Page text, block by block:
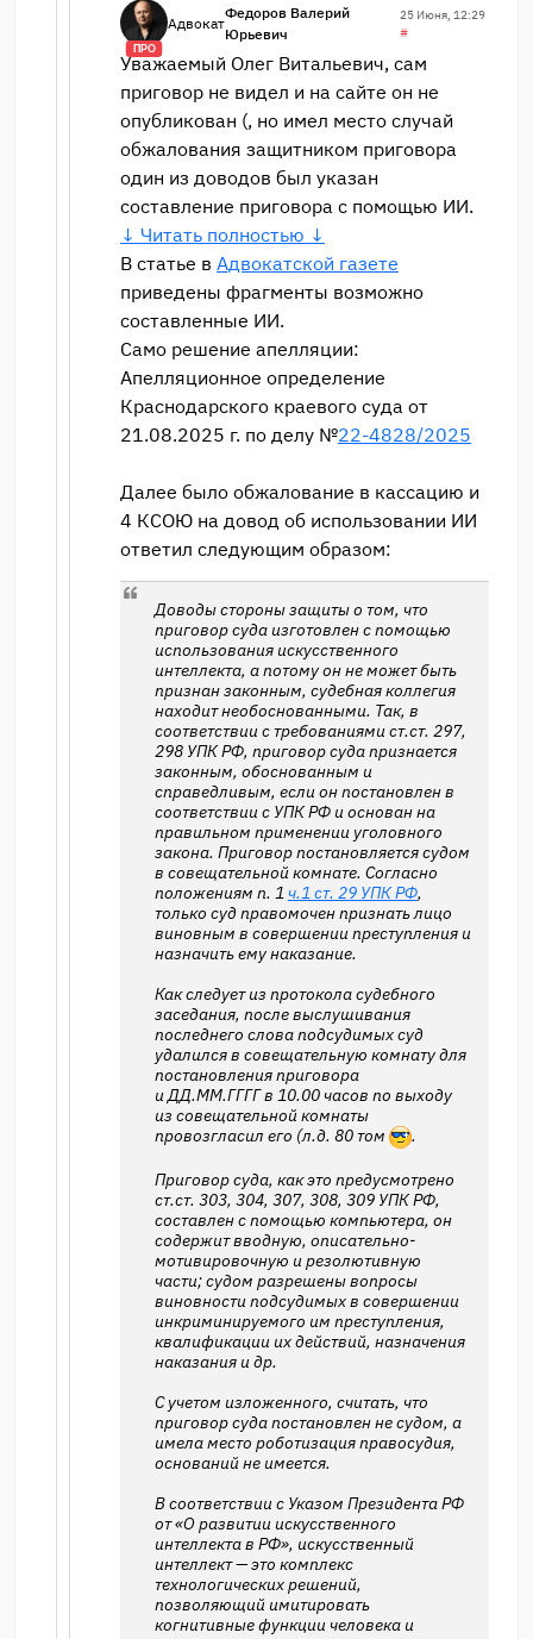
ПРО
Адвокат
Федоров Валерий
Юрьевич
25 Июня, 12:29
#
Уважаемый Олег Витальевич, сам
приговор не видел и на сайте он не
опубликован (, но имел место случай
обжалования защитником приговора
один из доводов был указан
составление приговора с помощью ИИ.
↓ Читать полностью ↓
В статье в Адвокатской газете
приведены фрагменты возможно
составленные ИИ.
Само решение апелляции:
Апелляционное определение
Краснодарского краевого суда от
21.08.2025 г. по делу №22-4828/2025
Далее было обжалование в кассацию и
4 КСОЮ на довод об использовании ИИ
ответил следующим образом:
Доводы стороны защиты о том, что
приговор суда изготовлен с помощью
использования искусственного
интеллекта, а потому он не может быть
признан законным, судебная коллегия
находит необоснованными. Так, в
соответствии с требованиями ст.ст. 297,
298 УПК РФ, приговор суда признается
законным, обоснованным и
справедливым, если он постановлен в
соответствии с УПК РФ и основан на
правильном применении уголовного
закона. Приговор постановляется судом
в совещательной комнате. Согласно
положениям п. 1 ч.1 ст. 29 УПК РФ,
только суд правомочен признать лицо
виновным в совершении преступления и
назначить ему наказание.
Как следует из протокола судебного
заседания, после выслушивания
последнего слова подсудимых суд
удалился в совещательную комнату для
постановления приговора
и ДД.ММ.ГГГГ в 10.00 часов по выходу
из совещательной комнаты
провозгласил его (л.д. 80 том
.
Приговор суда, как это предусмотрено
ст.ст. 303, 304, 307, 308, 309 УПК РФ,
составлен с помощью компьютера, он
содержит вводную, описательно-
мотивировочную и резолютивную
части; судом разрешены вопросы
виновности подсудимых в совершении
инкриминируемого им преступления,
квалификации их действий, назначения
наказания и др.
С учетом изложенного, считать, что
приговор суда постановлен не судом, а
имела место роботизация правосудия,
оснований не имеется.
В соответствии с Указом Президента РФ
от «О развитии искусственного
интеллекта в РФ», искусственный
интеллект — это комплекс
технологических решений,
позволяющий имитировать
когнитивные функции человека и